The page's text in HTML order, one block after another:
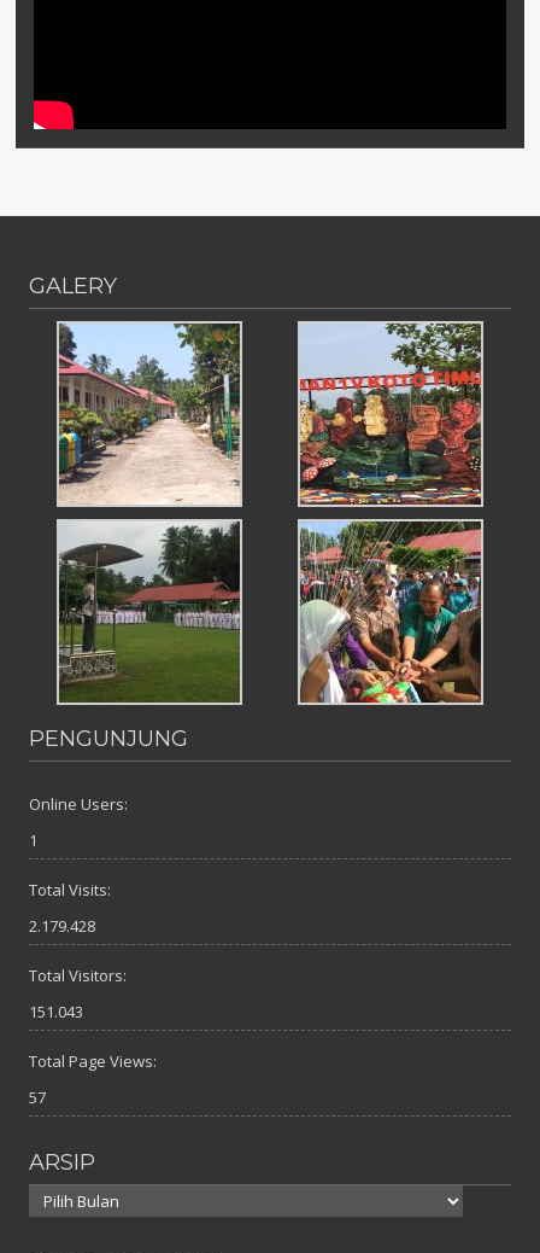
GALERY
PENGUNJUNG
Online Users:
1
Total Visits:
2.179.428
Total Visitors:
151.043
Total Page Views:
57
ARSIP
Arsip